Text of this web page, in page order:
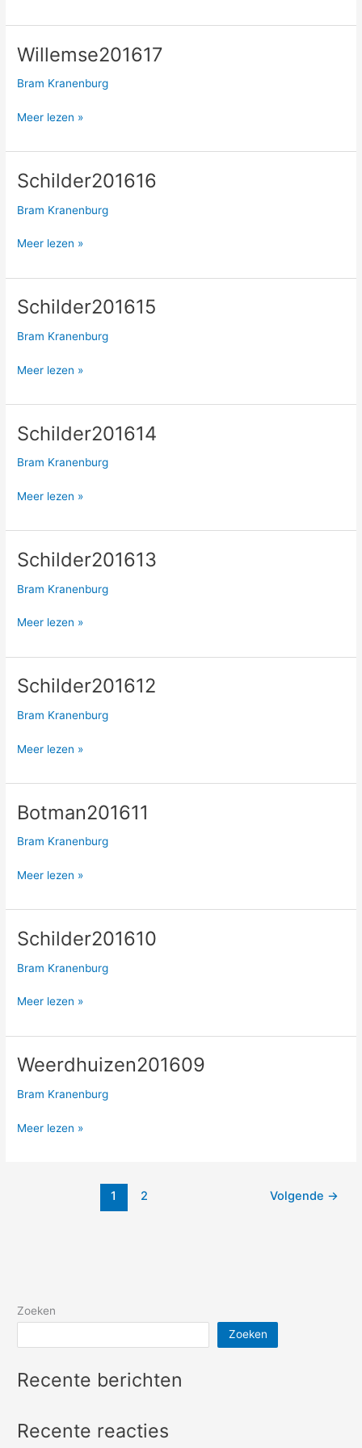
Willemse201617
Bram Kranenburg
Willemse201617
Meer lezen »
Schilder201616
Bram Kranenburg
Schilder201616
Meer lezen »
Schilder201615
Bram Kranenburg
Schilder201615
Meer lezen »
Schilder201614
Bram Kranenburg
Schilder201614
Meer lezen »
Schilder201613
Bram Kranenburg
Schilder201613
Meer lezen »
Schilder201612
Bram Kranenburg
Schilder201612
Meer lezen »
Botman201611
Bram Kranenburg
Botman201611
Meer lezen »
Schilder201610
Bram Kranenburg
Schilder201610
Meer lezen »
Weerdhuizen201609
Bram Kranenburg
Weerdhuizen201609
Meer lezen »
1 2 Volgende →
Zoeken
Zoeken
Recente berichten
Recente reacties